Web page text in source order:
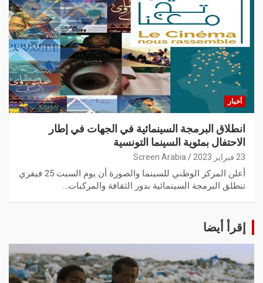
أخبار
انطلاق البرمجة السينمائية في الجهات في إطار
الاحتفال بمئوية السينما التونسية
23 فبراير 2023 Screen Arabia
أعلن المركز الوطني للسينما والصورة أن يوم السبت 25 فيفري
تنطلق البرمجة السينمائية بدور الثقافة والمركبات…
إقرأ أيضا